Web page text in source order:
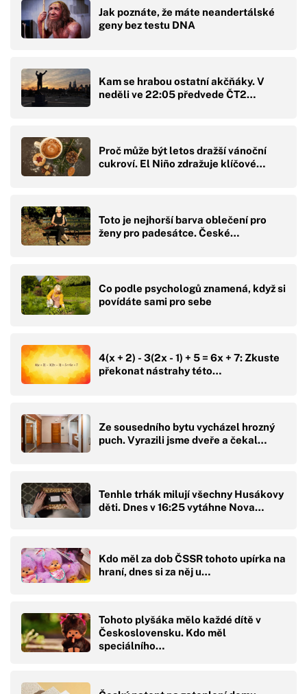
Jak poznáte, že máte neandertálské
geny bez testu DNA
Kam se hrabou ostatní akčňáky. V
neděli ve 22:05 předvede ČT2…
Proč může být letos dražší vánoční
cukroví. El Niño zdražuje klíčové…
Toto je nejhorší barva oblečení pro
ženy pro padesátce. České…
Co podle psychologů znamená, když si
povídáte sami pro sebe
4(x + 2) - 3(2x - 1) + 5 = 6x + 7: Zkuste
překonat nástrahy této…
Ze sousedního bytu vycházel hrozný
puch. Vyrazili jsme dveře a čekal…
Tenhle trhák milují všechny Husákovy
děti. Dnes v 16:25 vytáhne Nova…
Kdo měl za dob ČSSR tohoto upírka na
hraní, dnes si za něj u…
Tohoto plyšáka mělo každé dítě v
Československu. Kdo měl
speciálního…